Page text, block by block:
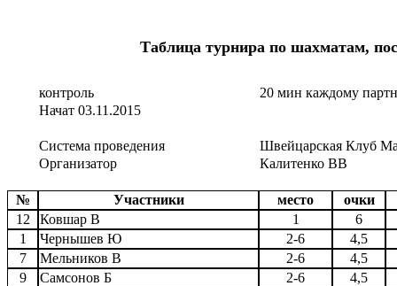
Таблица турнира по шахматам,
контроль
20 мин каждому
Начат 03.11.2015
Система проведения
Швейцарская Клуб
Организатор
Калитенко ВВ
№ Участники место
очки
12
Ковшар В 1
6
1
Чернышев Ю 2-6
4,5
7
Мельников В 2-6
4,5
9
Самсонов Б 2-6
4,5